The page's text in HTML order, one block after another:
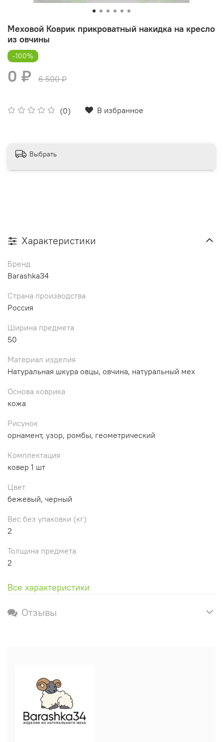
Меховой Коврик прикроватный накидка на кресло
из овчины
(0) В избранное
-100%
0 ₽ 6 500 ₽
Выбрать
Характеристики
Бренд
Barashka34
Страна производства
Россия
Ширина предмета
50
Материал изделия
Натуральная шкура овцы, овчина, натуральный мех
Основа коврика
кожа
Рисунок
орнамент, узор, ромбы, геометрический
Комплектация
ковер 1 шт
Цвет
бежевый, черный
Вес без упаковки (кг)
2
Толщина предмета
2
Все характеристики
Отзывы